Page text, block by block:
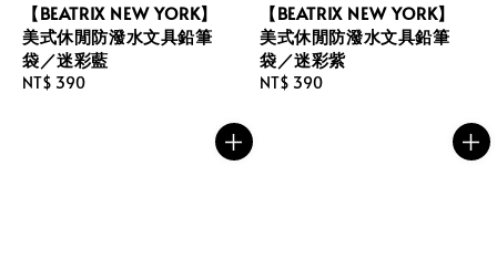
【BEATRIX NEW YORK】
美式休閒防潑水文具鉛筆
袋／迷彩藍
Regular
NT$ 390
【BEATRIX NEW YORK】
美式休閒防潑水文具鉛筆
袋／迷彩紫
Regular
NT$ 390